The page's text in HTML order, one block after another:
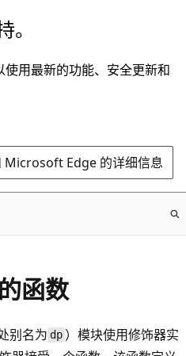
用最新的功能、安全更新和
Edge 的详细信息
函数
别名为 dp）模块使用修饰器实